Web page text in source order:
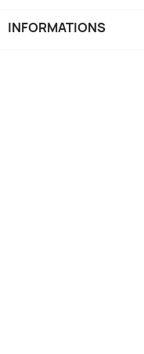
INFORMATIONS